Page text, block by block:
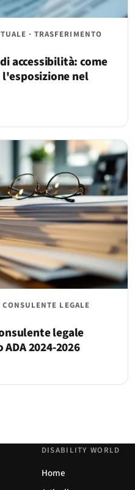
· TRASFERIMENTO
accessibilità: come
nel
LEGALE
legale
2024-2026
DISABILITY WORLD
Home